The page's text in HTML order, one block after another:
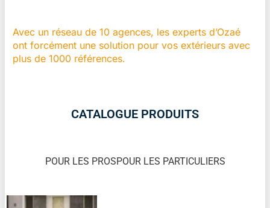
Avec un réseau de 10 agences, les experts d’Ozaé
ont forcément une solution pour vos extérieurs avec
plus de 1000 références.
CATALOGUE PRODUITS
POUR LES PROSPOUR LES PARTICULIERS